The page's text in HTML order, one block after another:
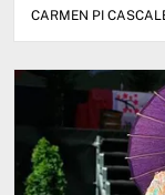
CARMEN PI